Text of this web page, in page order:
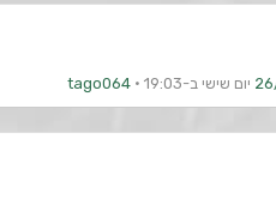
יום שישי ב-19:03 tago064